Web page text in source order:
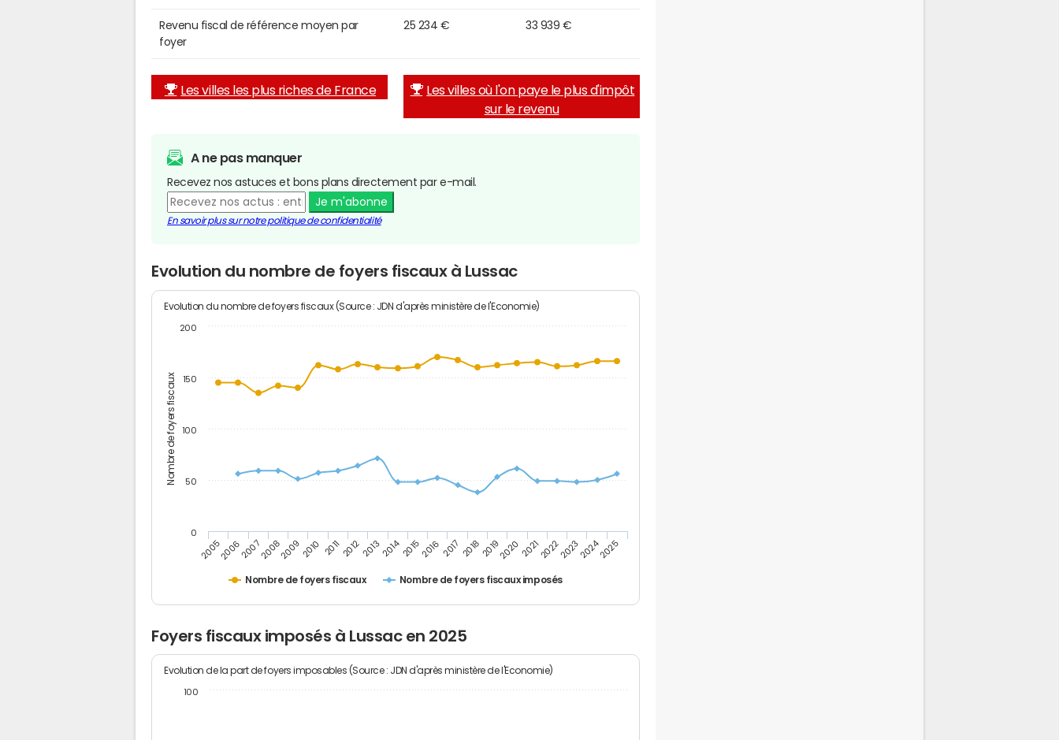
Revenu fiscal de référence moyen par
foyer
25 234 € 33 939 €
Les villes les plus riches de France
Les villes où l'on paye le plus d'impôt
sur le revenu
A ne pas manquer
Recevez nos astuces et bons plans directement par e-mail.
Je m'abonne
En savoir plus sur notre politique de confidentialité
Evolution du nombre de foyers fiscaux à Lussac
Nombre de foyers fiscaux
Evolution du nombre de foyers fiscaux (Source : JDN d'après ministère de l'Economie)
Nombre de foyers fiscaux Nombre de foyers fiscaux imposés
200520062007200820092010 201120122013201420152016 2017 20182019202020212022202320242025
0
50
100
150
200
Foyers fiscaux imposés à Lussac en 2025
Evolution de la part de foyers imposables (Source : JDN d'après ministère de l'Economie)
100